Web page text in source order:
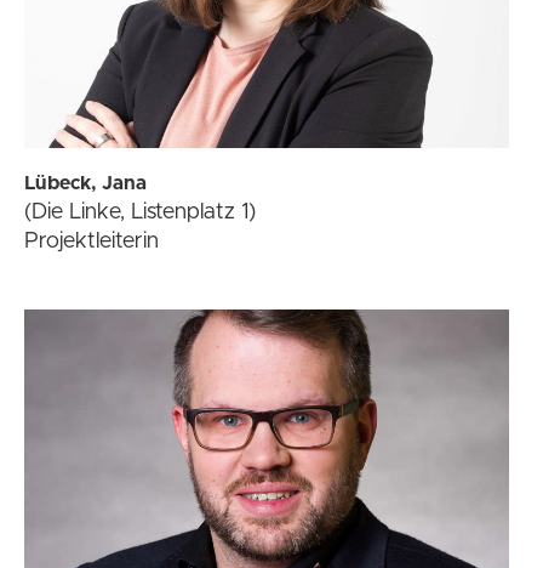
Lübeck, Jana
(Die Linke, Listenplatz 1)
Projektleiterin